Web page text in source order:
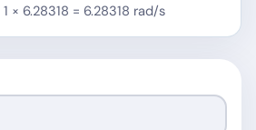
1 × 6.28318 = 6.28318 rad/s